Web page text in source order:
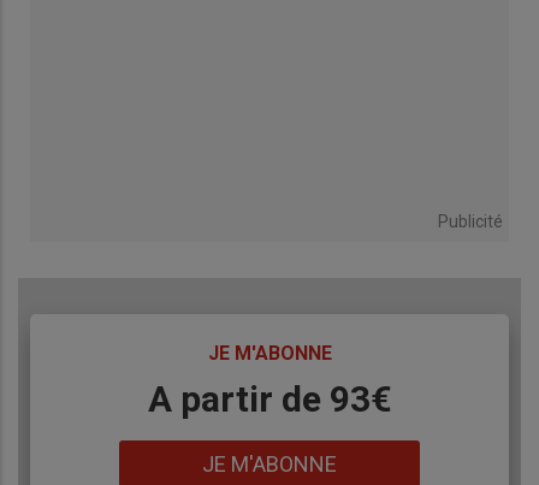
Publicité
JE M'ABONNE
A partir de 93€
JE M'ABONNE